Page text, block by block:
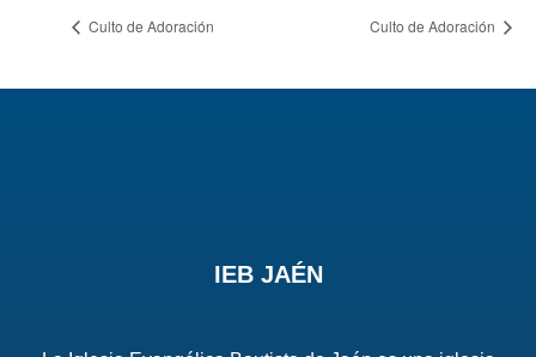
Culto de Adoración Culto de Adoración
IEB JAÉN